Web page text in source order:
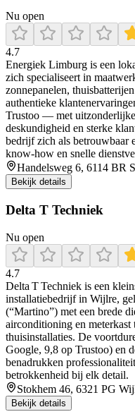
Nu open
4.7
Energiek Limburg is een
zich specialiseert in
zonnepanelen,
authentieke
Trustoo — met
deskundigheid en sterke
bedrijf zich als betrouwbaar
know-how en snelle
Handelsweg 6, 6114 BR
Bekijk details
Delta T Techniek
Nu open
4.7
Delta T Techniek is een
installatiebedrijf in Wijlre,
(“Martino”) met een brede
airconditioning en meterkast
thuisinstallaties. De
Google, 9,8 op Trustoo) en
benadrukken
betrokkenheid bij elk detail.
Stokhem 46, 6321 PG
Bekijk details